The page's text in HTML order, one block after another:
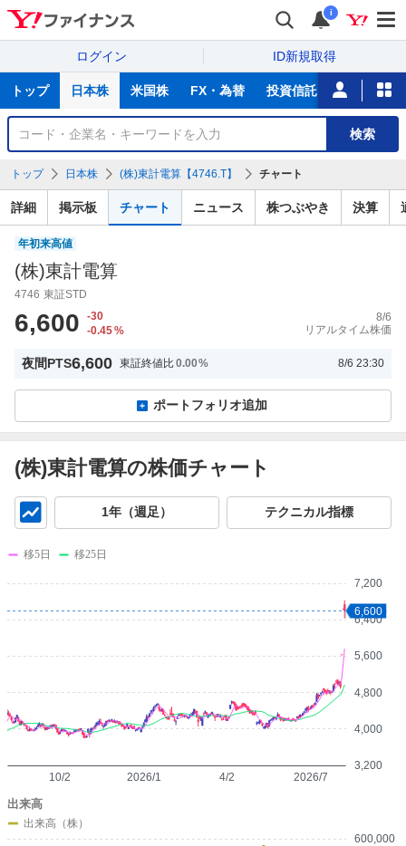
i
ログイン ID新規取得
サ
トップ 日本株 米国株 FX・為替 投資信託 ニュース
銘
検
索
検索
トップ 日本株 (株)東計電算【4746.T】 チャート
詳細 掲示板 チャート ニュース 株つぶやき 決算
年初来高値
(株)東計電算
4746 東証STD
6,600
-30
-0.45%
8/6
リアルタイム株価
夜間PTS6,600 東証終値比0.00% 8/6 23:30
ポートフォリオ追加
(株)東計電算の株価チャート
1年（週足） テクニカル指標
3,200
4,000
4,800
5,600
6,400
7,200
2026/1 2026/7
10/2 4/2
6,600
移5日 移25日
600,000
出来高
出来高（株）